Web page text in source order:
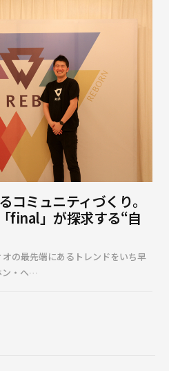
コミュニティづくり。
final」が探求する“自
の最先端にあるトレンドをいち早
ン・ヘ…